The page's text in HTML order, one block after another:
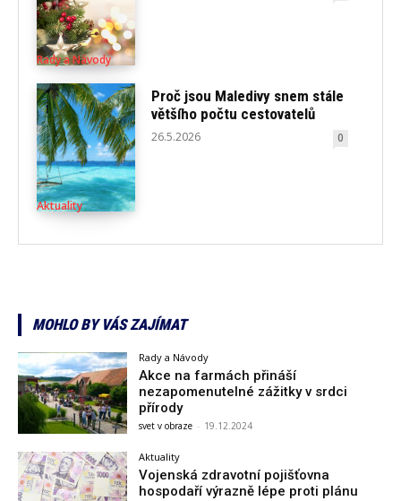
Rady a Návody
Aktuality
Proč jsou Maledivy snem stále
většího počtu cestovatelů
26.5.2026 0
MOHLO BY VÁS ZAJÍMAT
Rady a Návody
Akce na farmách přináší
nezapomenutelné zážitky v srdci
přírody
svet v obraze - 19.12.2024
Aktuality
Vojenská zdravotní pojišťovna
hospodaří výrazně lépe proti plánu